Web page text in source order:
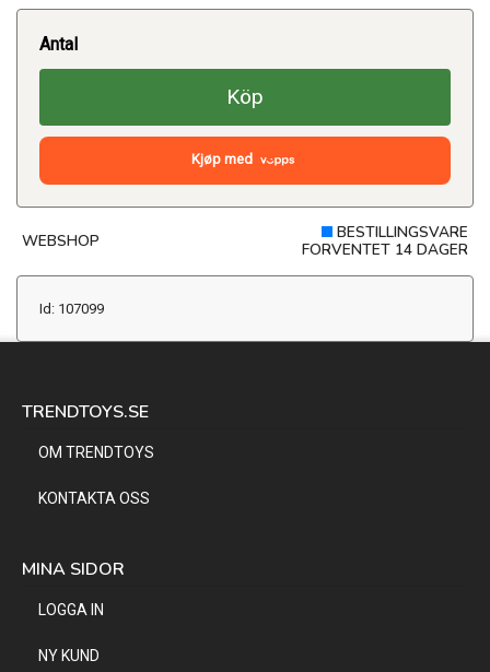
Antal
Köp
Kjøp med
WEBSHOP
BESTILLINGSVARE
FORVENTET 14 DAGER
Id: 107099
TRENDTOYS.SE
OM TRENDTOYS
KONTAKTA OSS
MINA SIDOR
LOGGA IN
NY KUND